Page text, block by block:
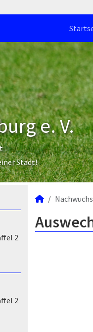
e. V.
Stadt!
2
2
Nachwuchs